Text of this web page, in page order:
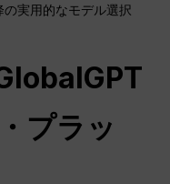
実用的なモデル選択
プラッ